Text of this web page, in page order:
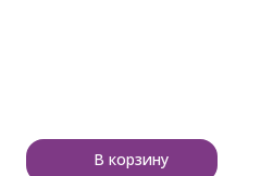
В корзину